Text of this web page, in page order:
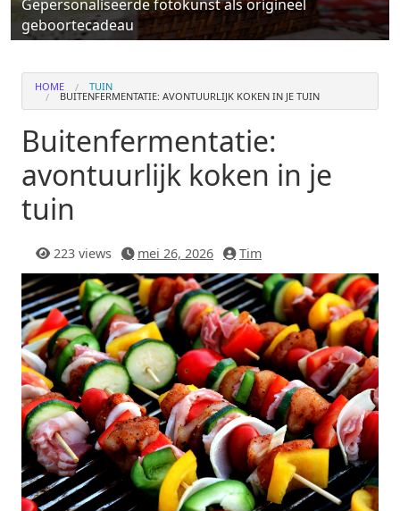
Gepersonaliseerde fotokunst als origineel
geboortecadeau
HOME TUIN
BUITENFERMENTATIE: AVONTUURLIJK KOKEN IN JE TUIN
Buitenfermentatie:
avontuurlijk koken in je
tuin
223 views mei 26, 2026 Tim